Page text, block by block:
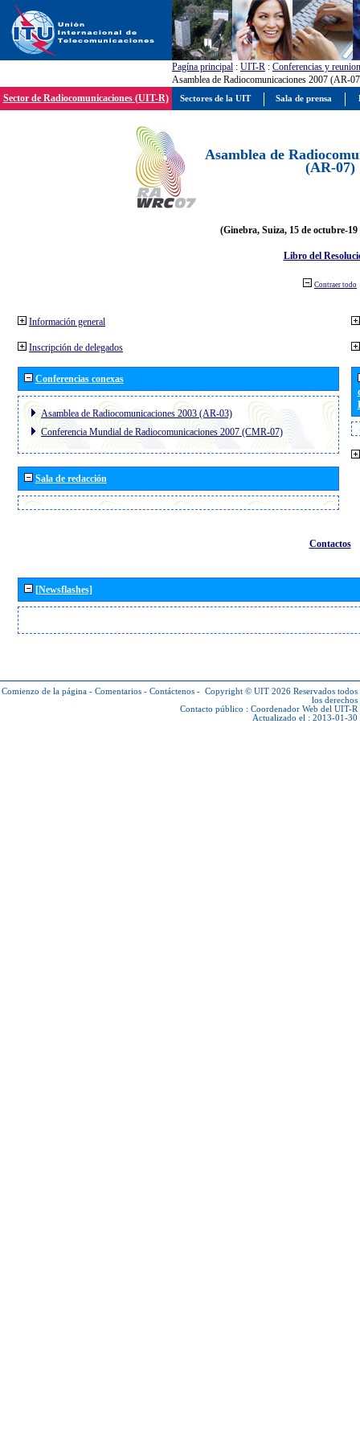
Pagína principal : UIT-R : Conferencias y
Asamblea de Radiocomunicaciones 2007 (AR-
Sector de Radiocomunicaciones (UIT-R)
Asamblea de
(AR-07)
(Ginebra, Suiza, 15 de octubre-19
Libro del
Contraer todo
Información general
Inscripción de delegados
Conferencias conexas
Asamblea de Radiocomunicaciones 2003 (AR-03)
Conferencia Mundial de Radiocomunicaciones 2007 (CMR-07)
Sala de redacción
Contactos
[Newsflashes]
Comienzo de la página - Comentarios - Contáctenos - Copyright © UIT 2026 Reservados todos
los derechos
Contacto público : Coordenador Web del UIT-R
Actualizado el : 2013-01-30
Sectores de la UIT Sala de prensa